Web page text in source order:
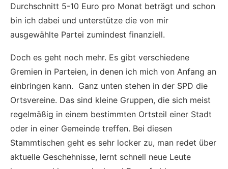
Durchschnitt 5-10 Euro pro Monat beträgt und schon
bin ich dabei und unterstütze die von mir
ausgewählte Partei zumindest finanziell.
Doch es geht noch mehr. Es gibt verschiedene
Gremien in Parteien, in denen ich mich von Anfang an
einbringen kann. Ganz unten stehen in der SPD die
Ortsvereine. Das sind kleine Gruppen, die sich meist
regelmäßig in einem bestimmten Ortsteil einer Stadt
oder in einer Gemeinde treffen. Bei diesen
Stammtischen geht es sehr locker zu, man redet über
aktuelle Geschehnisse, lernt schnell neue Leute